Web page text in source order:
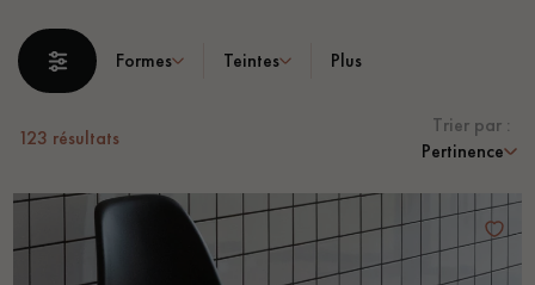
PARQUET LAMES LARGES XXL
ACCESSOIRES PARQUET
Nos conseillers sont disponibles au
Formes Teintes Plus
123 résultats
Trier par :
Pertinence